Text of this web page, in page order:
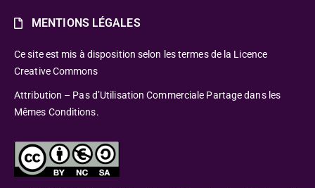
MENTIONS LÉGALES
Ce site est mis à disposition selon les termes de la Licence
Creative Commons
Attribution – Pas d’Utilisation Commerciale Partage dans les
Mêmes Conditions.